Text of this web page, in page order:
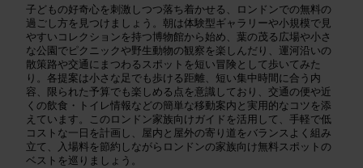
子どもの好奇心を刺激しつつ落ち着かせる、ロンドンでの無料の
過ごし方を見つけましょう。朝は体験型ギャラリーや小規模で見
やすいコレクションを持つ博物館から始め、葉の茂る広場や小さ
な公園でピクニックや野生動物の観察を楽しんだり、運河沿いの
散策路や交通にまつわるスポットを短い冒険として歩いてみた
り。各提案は小さな足でも歩ける距離、短い集中時間に合う内
容、限られた予算でも楽しめる点を意識しており、交通の便や近
くの飲食・トイレ情報などの簡単な移動案内と実用的なコツを添
えています。このロンドン家族向けガイドを活用して、手軽で低
コストな一日を計画し、屋内と屋外の寄り道をバランスよく組み
立て、入場料を節約しながらロンドンの家族向け無料スポットの
ベストを巡りましょう。